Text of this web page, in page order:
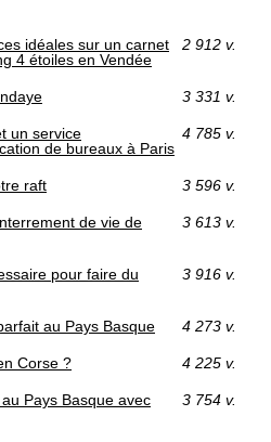
idéales sur un carnet
4 étoiles en Vendée
2 912 v.
3 331 v.
un service
de bureaux à Paris
4 785 v.
raft 3 596 v.
de vie de
3 613 v.
pour faire du
3 916 v.
au Pays Basque 4 273 v.
Corse ? 4 225 v.
Pays Basque avec
3 754 v.